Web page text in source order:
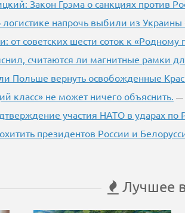
Закон Грэма о санкциях против
логистике напрочь выбили из
советских шести соток к «Родному
считаются ли магнитные рамки
Польше вернуть освобожденные
класс» не может ничего объяснить. —
участия НАТО в ударах по
президентов России и
Лучшее